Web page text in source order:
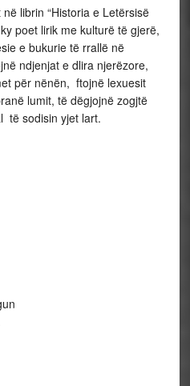
librin “Historia e Letërsisë
poet lirik me kulturë të gjerë,
e bukurie të rrallë në
ndjenjat e dlira njerëzore,
për nënën, ftojnë lexuesit
lumit, të dëgjojnë zogjtë
të sodisin yjet lart.